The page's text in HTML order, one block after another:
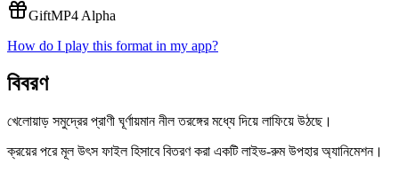
GiftMP4 Alpha
How do I play this format in my app?
বিবরণ
খেলোয়াড় সমুদ্রের প্রাণী ঘূর্ণায়মান নীল তরঙ্গের মধ্যে দিয়ে লাফিয়ে উঠছে।
ক্রয়ের পরে মূল উৎস ফাইল হিসাবে বিতরণ করা একটি লাইভ-রুম উপহার অ্যানিমেশন।